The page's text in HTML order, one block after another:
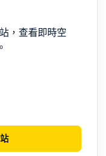
，查看即時空